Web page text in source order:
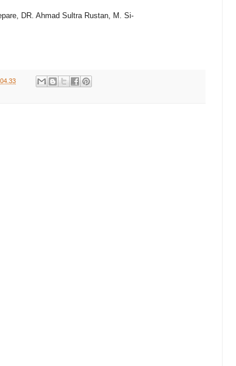
DR. Ahmad Sultra Rustan, M. Si-
04.33